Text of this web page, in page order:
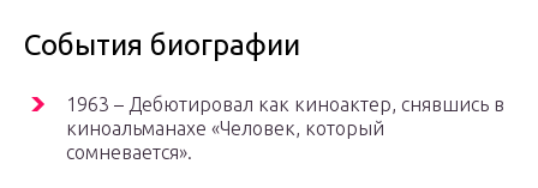
События биографии
1963 – Дебютировал как киноактер, снявшись в
киноальманахе «Человек, который
сомневается».